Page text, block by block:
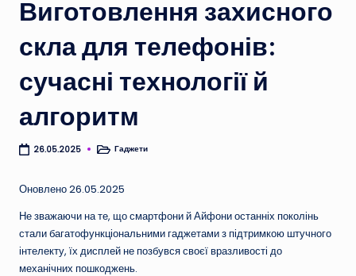
Виготовлення захисного
скла для телефонів:
сучасні технології й
алгоритм
26.05.2025
Опубліковано
Гаджети
Оновлено 26.05.2025
Не зважаючи на те, що смартфони й Айфони останніх поколінь
стали багатофункціональними гаджетами з підтримкою штучного
інтелекту, їх дисплей не позбувся своєї вразливості до
механічних пошкоджень.